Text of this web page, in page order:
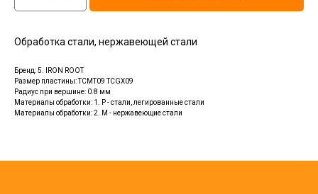
Обработка стали, нержавеющей стали
Бренд: 5. IRON ROOT
Размер пластины: TCMT09 TCGX09
Радиус при вершине: 0.8 мм
Материалы обработки: 1. P - стали, легированные стали
Материалы обработки: 2. M - нержавеющие стали